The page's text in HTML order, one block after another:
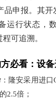
品申报。其开
运行状态，
可追溯。
必看：设
：隆安采用进口
2.5倍；